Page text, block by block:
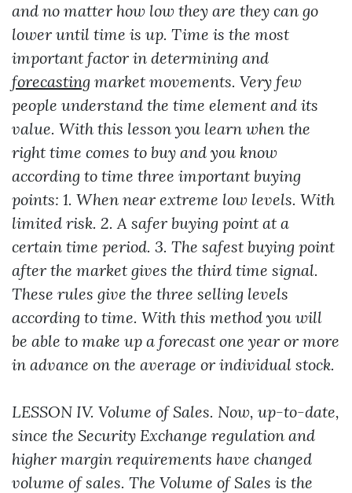
and no matter how low they are they can go
lower until time is up. Time is the most
important factor in determining and
forecasting market movements. Very few
people understand the time element and its
value. With this lesson you learn when the
right time comes to buy and you know
according to time three important buying
points: 1. When near extreme low levels. With
limited risk. 2. A safer buying point at a
certain time period. 3. The safest buying point
after the market gives the third time signal.
These rules give the three selling levels
according to time. With this method you will
be able to make up a forecast one year or more
in advance on the average or individual stock.
LESSON IV. Volume of Sales. Now, up-to-date,
since the Security Exchange regulation and
higher margin requirements have changed
volume of sales. The Volume of Sales is the